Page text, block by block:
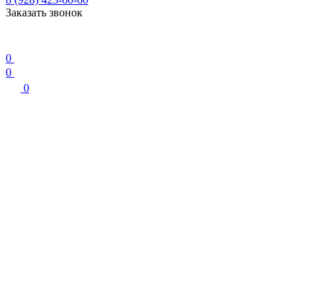
Заказать звонок
0
0
0